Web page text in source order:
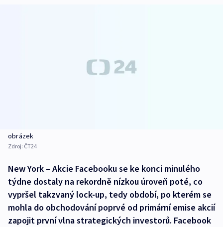
obrázek
Zdroj: ČT24
New York – Akcie Facebooku se ke konci minulého
týdne dostaly na rekordně nízkou úroveň poté, co
vypršel takzvaný lock-up, tedy období, po kterém se
mohla do obchodování poprvé od primární emise akcií
zapojit první vlna strategických investorů. Facebook